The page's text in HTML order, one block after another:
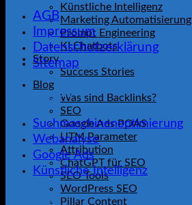
Künstliche Intelligenz
Marketing Automatisierung
Prompt Engineering
KI Chatbots
Story
Success Stories
Blog
Was sind Backlinks?
SEO
Google Ads POAS
UTM Parameter
Attribution
ChatGPT für SEO
SEO Tools
WordPress SEO
Pillar Content
AGB
Impressum
Datenschutzerklärung
Sitemap
Leistungen
Suchmaschinenoptimierung
Webanalyse
Google Ads
Künstliche Intelligenz
Kontakt